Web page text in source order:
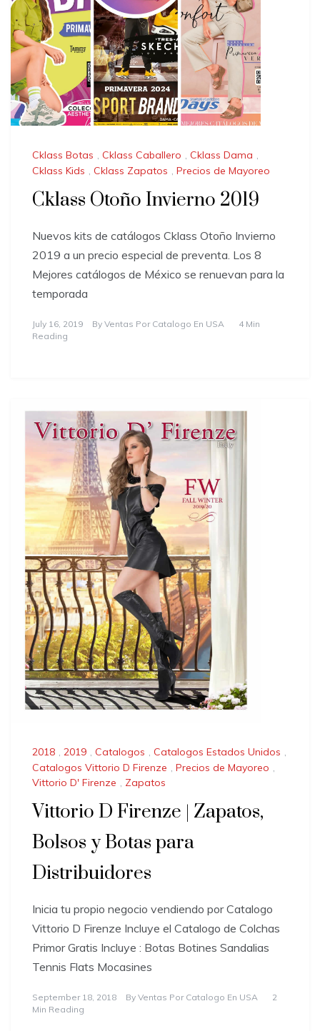
Cklass Botas , Cklass Caballero , Cklass Dama ,
Cklass Kids , Cklass Zapatos , Precios de Mayoreo
Cklass Otoño Invierno 2019
Nuevos kits de catálogos Cklass Otoño Invierno
2019 a un precio especial de preventa. Los 8
Mejores catálogos de México se renuevan para la
temporada
July 16, 2019 By Ventas Por Catalogo En USA
4 Min
Reading
2018 , 2019 , Catalogos , Catalogos Estados Unidos ,
Catalogos Vittorio D Firenze , Precios de Mayoreo ,
Vittorio D' Firenze , Zapatos
Vittorio D Firenze | Zapatos,
Bolsos y Botas para
Distribuidores
Inicia tu propio negocio vendiendo por Catalogo
Vittorio D Firenze Incluye el Catalogo de Colchas
Primor Gratis Incluye : Botas Botines Sandalias
Tennis Flats Mocasines
September 18, 2018 By Ventas Por Catalogo En USA
2
Min Reading